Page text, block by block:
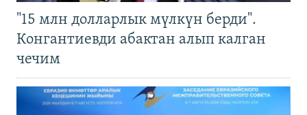
"15 млн долларлык мүлкүн берди".
Конгантиевди абактан алып калган
чечим